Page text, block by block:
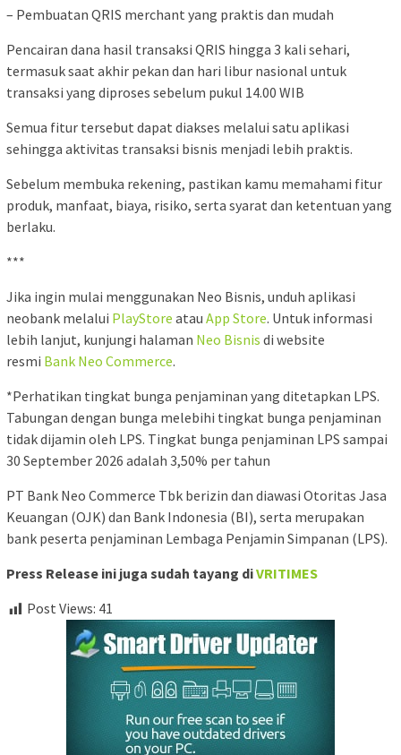
– Pembuatan QRIS merchant yang praktis dan mudah
Pencairan dana hasil transaksi QRIS hingga 3 kali sehari,
termasuk saat akhir pekan dan hari libur nasional untuk
transaksi yang diproses sebelum pukul 14.00 WIB
Semua fitur tersebut dapat diakses melalui satu aplikasi
sehingga aktivitas transaksi bisnis menjadi lebih praktis.
Sebelum membuka rekening, pastikan kamu memahami fitur
produk, manfaat, biaya, risiko, serta syarat dan ketentuan yang
berlaku.
***
Jika ingin mulai menggunakan Neo Bisnis, unduh aplikasi
neobank melalui PlayStore atau App Store. Untuk informasi
lebih lanjut, kunjungi halaman Neo Bisnis di website
resmi Bank Neo Commerce.
*Perhatikan tingkat bunga penjaminan yang ditetapkan LPS.
Tabungan dengan bunga melebihi tingkat bunga penjaminan
tidak dijamin oleh LPS. Tingkat bunga penjaminan LPS sampai
30 September 2026 adalah 3,50% per tahun
PT Bank Neo Commerce Tbk berizin dan diawasi Otoritas Jasa
Keuangan (OJK) dan Bank Indonesia (BI), serta merupakan
bank peserta penjaminan Lembaga Penjamin Simpanan (LPS).
Press Release ini juga sudah tayang diVRITIMES
Post Views: 41